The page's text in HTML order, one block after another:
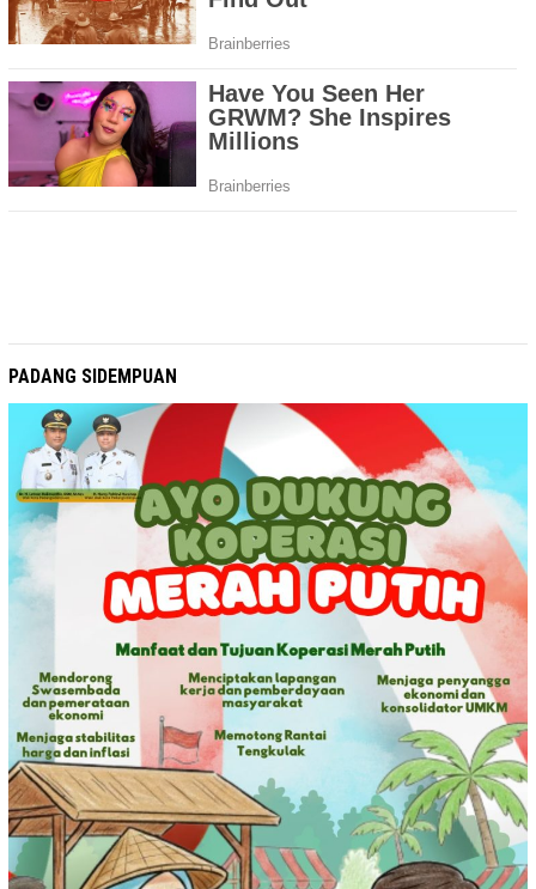
PADANG SIDEMPUAN